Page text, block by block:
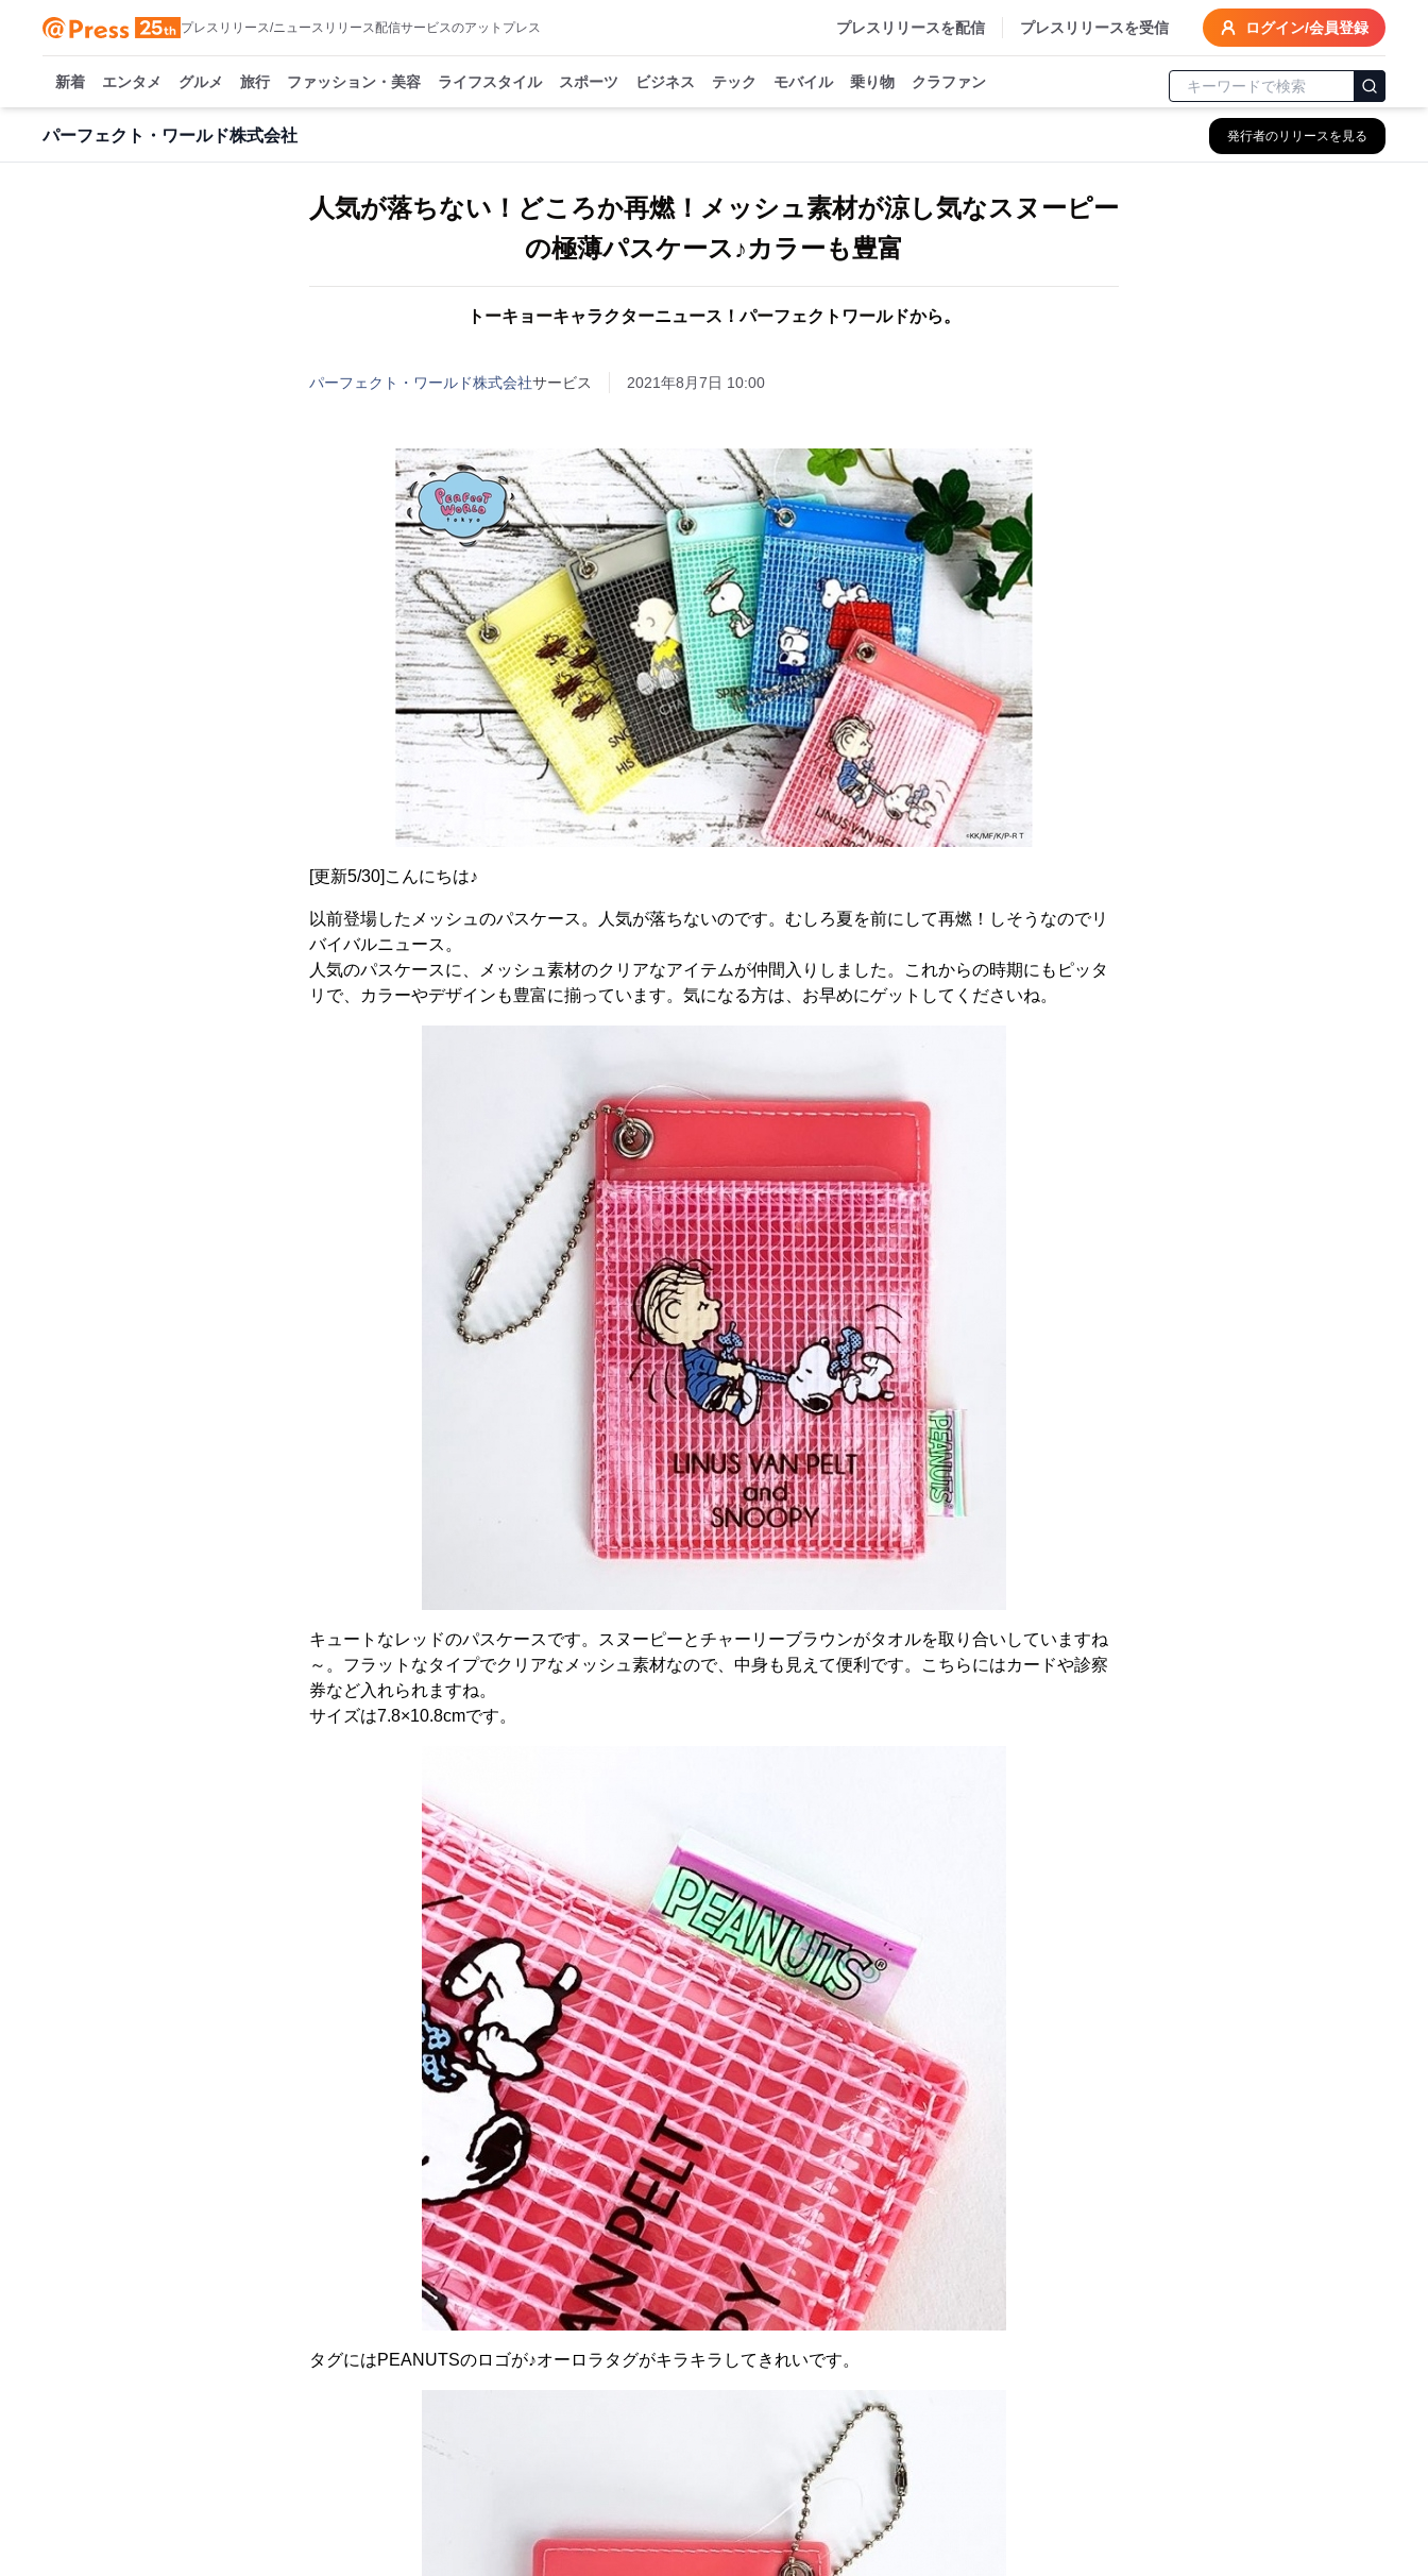
プレスリリース/ニュースリリース配信サービスのアットプレス プレスリリースを配信 プレスリリースを受信 ログイン/会員登録
新着 エンタメ グルメ 旅行 ファッション・美容 ライフスタイル スポーツ ビジネス テック モバイル 乗り物 クラファン
パーフェクト・ワールド株式会社 発行者のリリースを見る
人気が落ちない！どころか再燃！メッシュ素材が涼し気なスヌーピー
の極薄パスケース♪カラーも豊富
トーキョーキャラクターニュース！パーフェクトワールドから。
パーフェクト・ワールド株式会社サービス 2021年8月7日 10:00
[更新5/30]こんにちは♪
以前登場したメッシュのパスケース。人気が落ちないのです。むしろ夏を前にして再燃！しそうなのでリ
バイバルニュース。
人気のパスケースに、メッシュ素材のクリアなアイテムが仲間入りしました。これからの時期にもピッタ
リで、カラーやデザインも豊富に揃っています。気になる方は、お早めにゲットしてくださいね。
キュートなレッドのパスケースです。スヌーピーとチャーリーブラウンがタオルを取り合いしていますね
～。フラットなタイプでクリアなメッシュ素材なので、中身も見えて便利です。こちらにはカードや診察
券など入れられますね。
サイズは7.8×10.8cmです。
タグにはPEANUTSのロゴが♪オーロラタグがキラキラしてきれいです。